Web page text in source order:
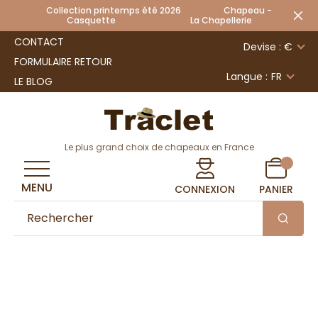
Collection printemps été 2026 Chapeau -
Casquette La Chapellerie
CONTACT
FORMULAIRE RETOUR
LE BLOG
Devise : €
Langue : FR
Le plus grand choix de chapeaux en France
CONNEXION PANIER
MENU